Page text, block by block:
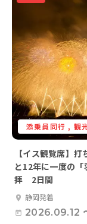
添乗員同行 , 観
【イス観覧席】
と12年に一度の
拝 2日間
静岡発着
2026.09.12